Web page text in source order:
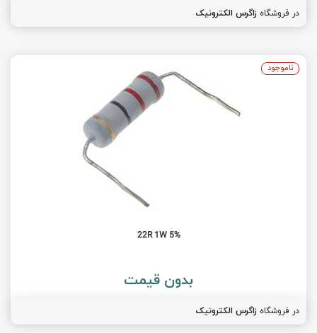
در فروشگاه زاگرس الکترونیک
22R 1W 5%
بدون قیمت
در فروشگاه زاگرس الکترونیک
ناموجود